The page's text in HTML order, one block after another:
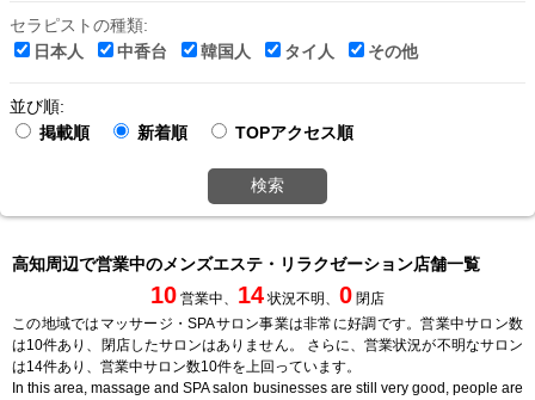
セラピストの種類:
日本人
中香台 韓国人 タイ人 その他
並び順:
掲載順
新着順 TOPアクセス順
検索
高知周辺で営業中のメンズエステ・リラクゼーション店舗一覧
10 営業中、 14 状況不明、 0 閉店
この地域ではマッサージ・SPAサロン事業は非常に好調です。営業中サロン数
は10件あり、閉店したサロンはありません。 さらに、営業状況が不明なサロン
は14件あり、営業中サロン数10件を上回っています。
In this area, massage and SPA salon businesses are still very good, people are